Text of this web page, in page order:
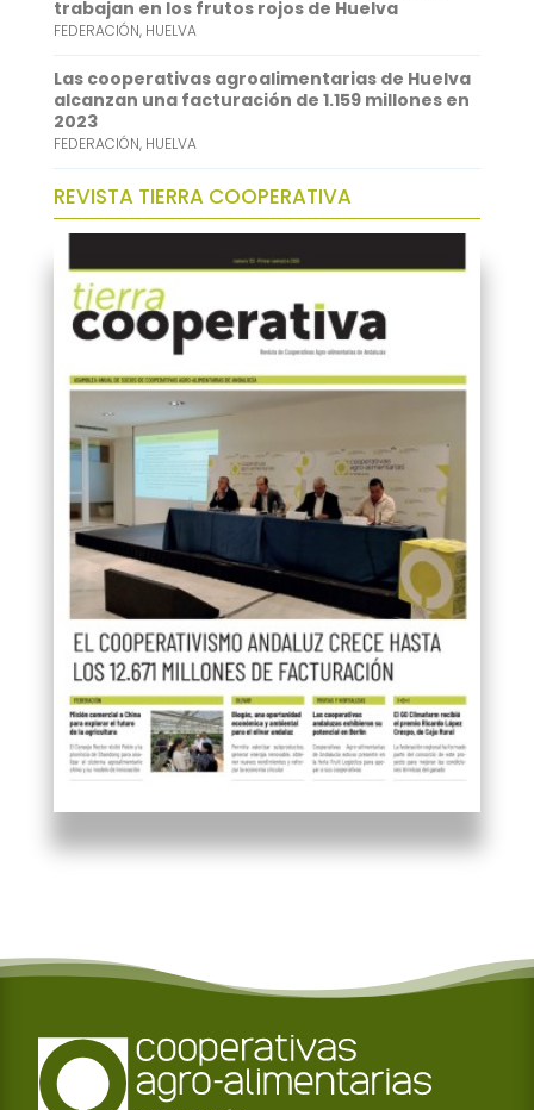
trabajan en los frutos rojos de Huelva
FEDERACIÓN, HUELVA
Las cooperativas agroalimentarias de Huelva
alcanzan una facturación de 1.159 millones en
2023
FEDERACIÓN, HUELVA
REVISTA TIERRA COOPERATIVA